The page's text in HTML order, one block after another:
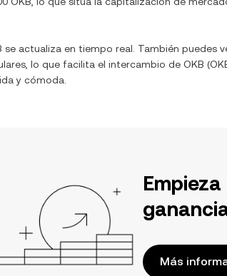
se actualiza en tiempo real. También puedes
lo que facilita el intercambio de OKB (
y cómoda.
Más